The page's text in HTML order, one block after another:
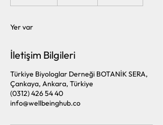
d
i
Yer var
İletişim Bilgileri
Türkiye Biyologlar Derneği BOTANİK SERA,
Çankaya, Ankara, Türkiye
(0312) 426 54 40
info@wellbeinghub.co